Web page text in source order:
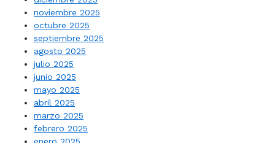
noviembre 2025
octubre 2025
septiembre 2025
agosto 2025
julio 2025
junio 2025
mayo 2025
abril 2025
marzo 2025
febrero 2025